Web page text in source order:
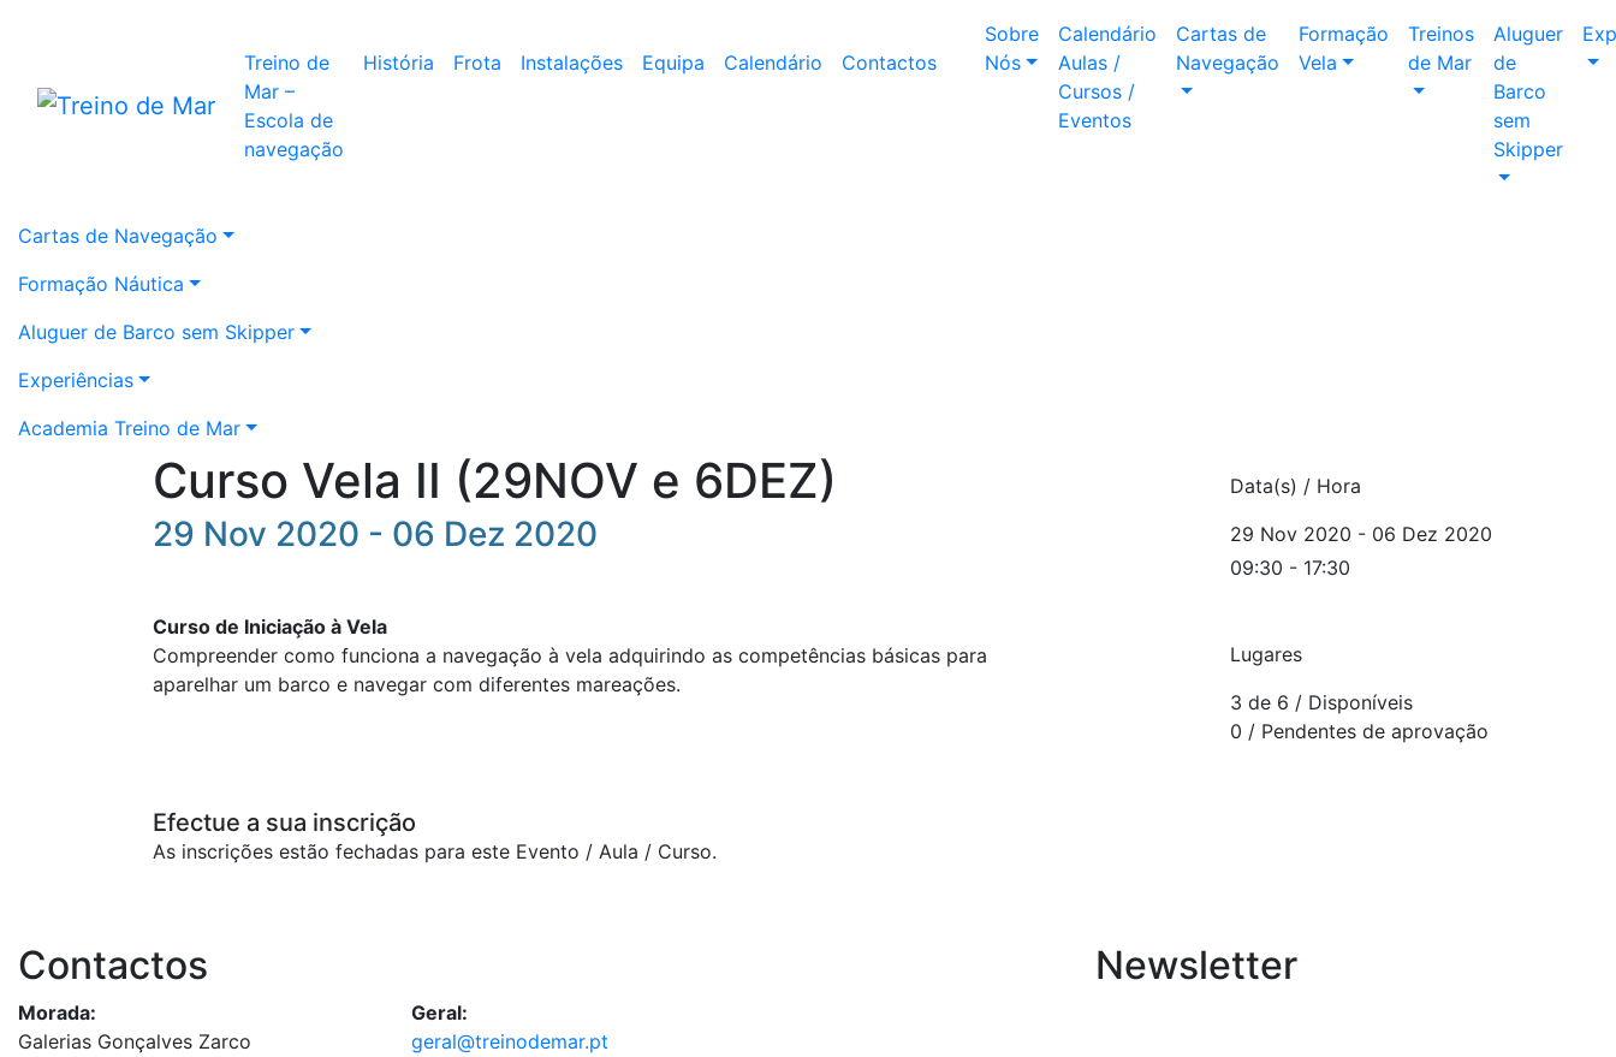
Treino de
Mar –
Escola de
navegação
História Frota Instalações Equipa Calendário Contactos
Sobre
Nós
Calendário
Aulas /
Cursos /
Eventos
Cartas de
Navegação
Formação
Vela
Treinos
de Mar
Aluguer
de
Barco
sem
Skipper
Cartas de Navegação
Formação Náutica
Aluguer de Barco sem Skipper
Experiências
Academia Treino de Mar
Curso Vela II (29NOV e 6DEZ)
29 Nov 2020 - 06 Dez 2020
Curso de Iniciação à Vela
Compreender como funciona a navegação à vela adquirindo as competências básicas para
aparelhar um barco e navegar com diferentes mareações.
Data(s) / Hora
29 Nov 2020 - 06 Dez 2020
09:30 - 17:30
Lugares
3 de 6 / Disponíveis
0 / Pendentes de aprovação
Efectue a sua inscrição
As inscrições estão fechadas para este Evento / Aula / Curso.
Contactos
Morada:
Galerias Gonçalves Zarco
Geral:
geral@treinodemar.pt
Newsletter